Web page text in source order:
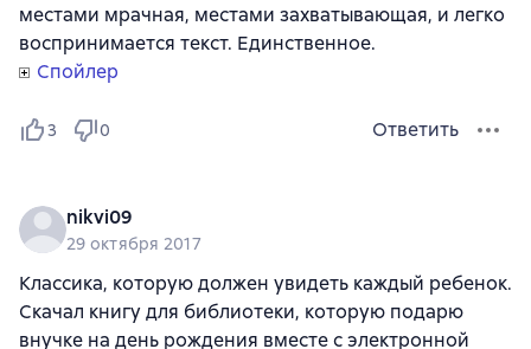
местами мрачная, местами захватывающая, и легко
воспринимается текст. Единственное.
Спойлер
3 0 Ответить
nikvi09
29 октября 2017
Классика, которую должен увидеть каждый ребенок.
Скачал книгу для библиотеки, которую подарю
внучке на день рождения вместе с электронной